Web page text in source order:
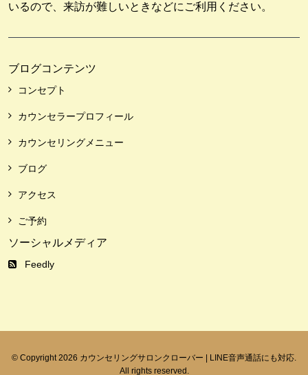
いるので、来訪が難しいときなどにご利用ください。
ブログコンテンツ
コンセプト
カウンセラープロフィール
カウンセリングメニュー
ブログ
アクセス
ご予約
ソーシャルメディア
Feedly
© Copyright 2026 カウンセリングサロンクローバー | LINE音声通話にも対応.
All rights reserved.